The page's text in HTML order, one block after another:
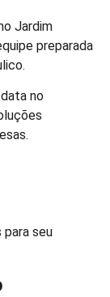
Jardim
preparada
no
para seu